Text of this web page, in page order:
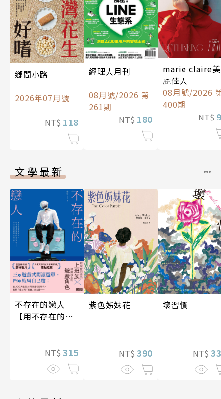
鄉間小路
2026年07月號
NT$ 118
經理人月刊
08月號/2026 第
261期
NT$ 180
marie claire美
麗佳人
08月號/2026
400期
NT$
文學最新
不存在的戀人
【用不存在的
NT$ 315
紫色姊妹花
NT$ 390
壞習慣
NT$